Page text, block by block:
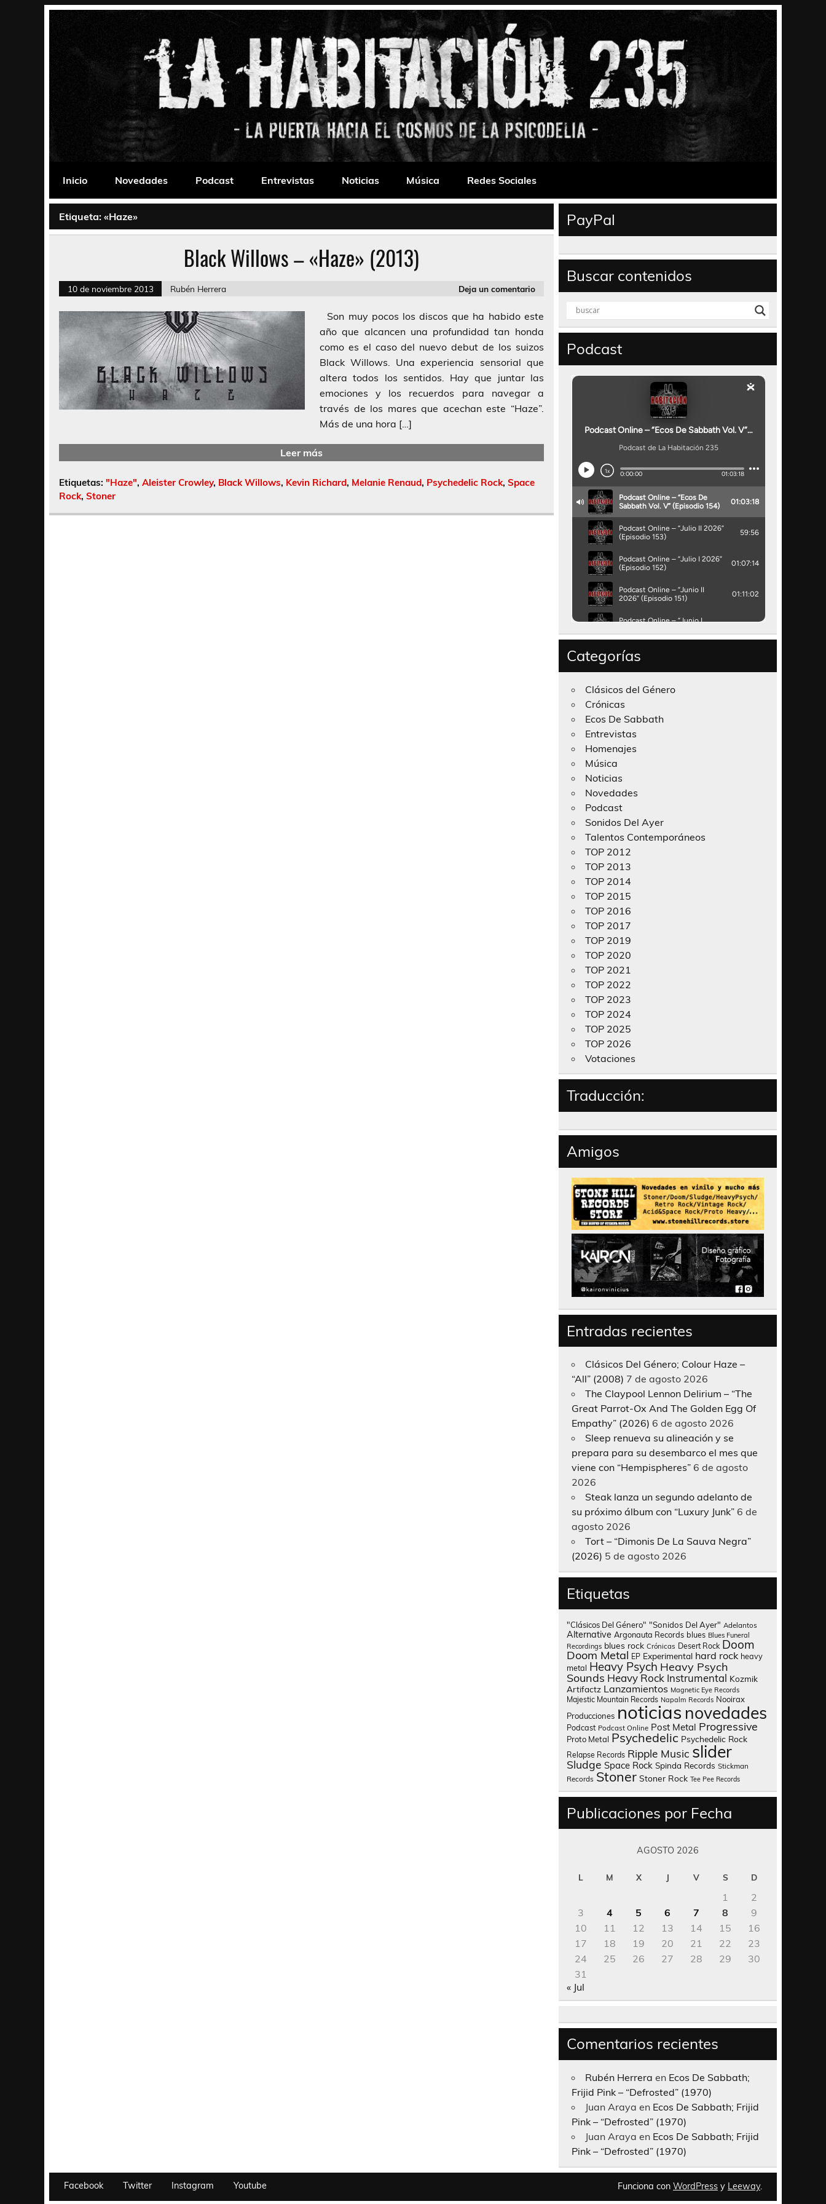
La Habitación 235
Inicio
Novedades Podcast Entrevistas Noticias Música Redes Sociales
Etiqueta: «Haze»
Black Willows – «Haze» (2013)
10 de noviembre 2013 Rubén Herrera Deja un comentario
Son muy pocos los discos que ha habido este
año que alcancen una profundidad tan honda
como es el caso del nuevo debut de los suizos
Black Willows. Una experiencia sensorial que
altera todos los sentidos. Hay que juntar las
emociones y los recuerdos para navegar a
través de los mares que acechan este “Haze”.
Más de una hora […]
Leer más
Etiquetas: "Haze", Aleister Crowley, Black Willows, Kevin Richard, Melanie Renaud, Psychedelic Rock, Space
Rock, Stoner
PayPal
Buscar contenidos
Podcast
Categorías
Clásicos del Género
Crónicas
Ecos De Sabbath
Entrevistas
Homenajes
Música
Noticias
Novedades
Podcast
Sonidos Del Ayer
Talentos Contemporáneos
TOP 2012
TOP 2013
TOP 2014
TOP 2015
TOP 2016
TOP 2017
TOP 2019
TOP 2020
TOP 2021
TOP 2022
TOP 2023
TOP 2024
TOP 2025
TOP 2026
Votaciones
Traducción:
Amigos
Entradas recientes
Clásicos Del Género; Colour Haze –
“All” (2008) 7 de agosto 2026
The Claypool Lennon Delirium – “The
Great Parrot-Ox And The Golden Egg Of
Empathy” (2026) 6 de agosto 2026
Sleep renueva su alineación y se
prepara para su desembarco el mes que
viene con “Hempispheres” 6 de agosto
2026
Steak lanza un segundo adelanto de
su próximo álbum con “Luxury Junk” 6 de
agosto 2026
Tort – “Dimonis De La Sauva Negra”
(2026) 5 de agosto 2026
Etiquetas
"Clásicos Del Género" "Sonidos Del Ayer" Adelantos
Alternative Argonauta Records blues Blues Funeral
Recordings blues rock Crónicas Desert Rock Doom
Doom Metal EP Experimental hard rock heavy
metal Heavy Psych Heavy Psych
Sounds Heavy Rock Instrumental Kozmik
Artifactz Lanzamientos Magnetic Eye Records
Majestic Mountain Records Napalm Records Nooirax
Producciones noticias novedades
Podcast Podcast Online Post Metal Progressive
Proto Metal Psychedelic Psychedelic Rock
Relapse Records Ripple Music slider
Sludge Space Rock Spinda Records Stickman
Records Stoner Stoner Rock Tee Pee Records
Publicaciones por Fecha
AGOSTO 2026
L M X J V S D
1
2
3
4 5 6 7 8
9
10
11 12 13 14 15
16
17
18 19 20 21 22
23
24
25 26 27 28 29
30
31
« Jul
Comentarios recientes
Rubén Herrera en Ecos De Sabbath;
Frijid Pink – “Defrosted” (1970)
Juan Araya en Ecos De Sabbath; Frijid
Pink – “Defrosted” (1970)
Juan Araya en Ecos De Sabbath; Frijid
Pink – “Defrosted” (1970)
Facebook Twitter Instagram Youtube Funciona con WordPress y Leeway.